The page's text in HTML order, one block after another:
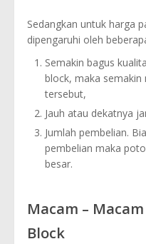
Sedangkan untuk harga
dipengaruhi oleh
Semakin bagus
block, maka semakin
tersebut,
Jauh atau dekatnya
Jumlah pembelian.
pembelian maka
besar.
Macam –
Block